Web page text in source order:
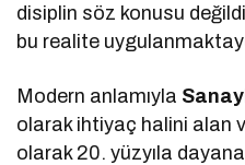
disiplin söz konusu
bu realite
Modern anlamıyla
olarak ihtiyaç halini alan
olarak 20. yüzyıla